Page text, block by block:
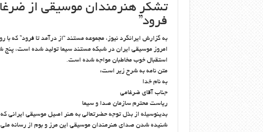
تشكر هنرمندان موسيقي از
فرود”
به گزارش ایرانگرد نیوز، مجموعه مستند “از درآمد تا فرود” كه
امروز موسیقی ایران در شبکه مستند سیما تولید شده است، پنج
استقبال خوب مخاطبان مواجه شده است.
متن نامه به شرح زير است:
به نام خدا
جناب آقاي ضرغامي
رياست محترم سازمان صدا و سيما
بدينوسيله از بذل توجه حضرتعالي به هنر اصيل موسيقي ايراني
شنيده شدن صداي هنرمندان موسيقي اين مرز و بوم از رسانه